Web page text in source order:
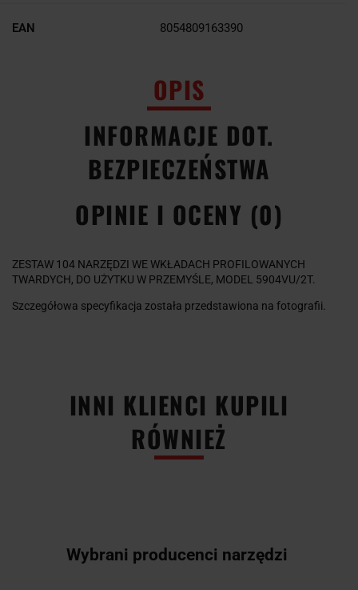
EAN 8054809163390
OPIS
INFORMACJE DOT.
BEZPIECZEŃSTWA
OPINIE I OCENY (0)
ZESTAW 104 NARZĘDZI WE WKŁADACH PROFILOWANYCH
TWARDYCH, DO UŻYTKU W PRZEMYŚLE, MODEL 5904VU/2T.
Szczegółowa specyfikacja została przedstawiona na fotografii.
INNI KLIENCI KUPILI
RÓWNIEŻ
Wybrani producenci narzędzi